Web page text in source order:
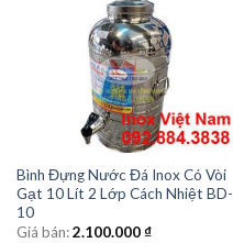
Bình Đựng Nước Đá Inox Có Vòi
Gạt 10 Lít 2 Lớp Cách Nhiệt BD-
10
Giá bán:2.100.000₫